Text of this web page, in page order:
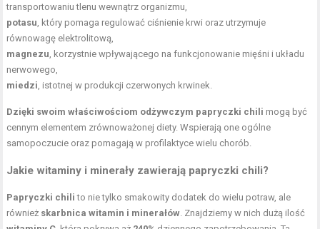
transportowaniu tlenu wewnątrz organizmu,
potasu , który pomaga regulować ciśnienie krwi oraz utrzymuje
równowagę elektrolitową,
magnezu , korzystnie wpływającego na funkcjonowanie mięśni i układu
nerwowego,
miedzi , istotnej w produkcji czerwonych krwinek.
Dzięki swoim właściwościom odżywczym papryczki chili mogą być
cennym elementem zrównoważonej diety. Wspierają one ogólne
samopoczucie oraz pomagają w profilaktyce wielu chorób.
Jakie witaminy i minerały zawierają papryczki chili?
Papryczki chili to nie tylko smakowity dodatek do wielu potraw, ale
również skarbnica witamin i minerałów . Znajdziemy w nich dużą ilość